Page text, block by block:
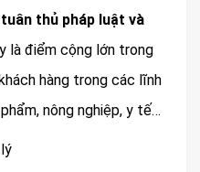
thủ pháp luật và
là điểm cộng lớn trong
hàng trong các lĩnh
nông nghiệp, y tế…